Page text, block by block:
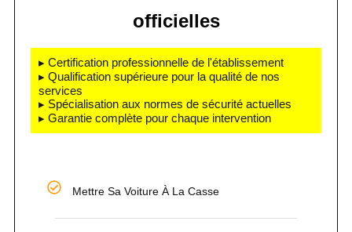
officielles
▸ Certification professionnelle de l'établissement
▸ Qualification supérieure pour la qualité de nos
services
▸ Spécialisation aux normes de sécurité actuelles
▸ Garantie complète pour chaque intervention
Mettre Sa Voiture À La Casse